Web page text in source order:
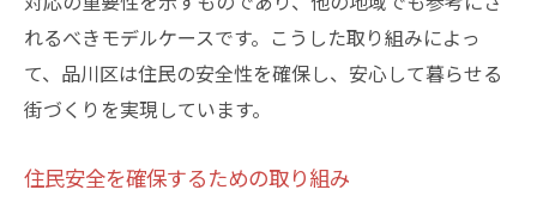
れるべきモデルケースです。こうした取り組みによっ
て、品川区は住民の安全性を確保し、安心して暮らせる
街づくりを実現しています。
住民安全を確保するための取り組み